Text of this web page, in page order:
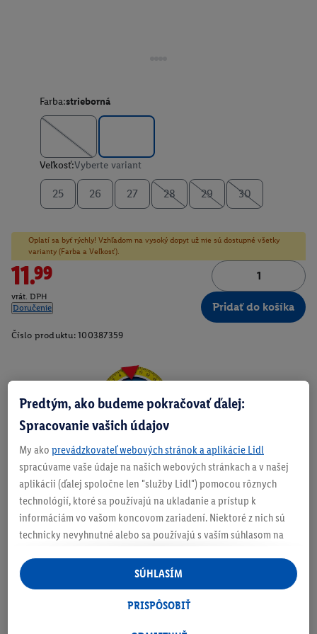
Farba:strieborná
Veľkosť:Vyberte variant
25 26 27 28 29 30
Oplatí sa byť rýchly! Vzhľadom na vysoký dopyt už nie sú dostupné všetky
varianty (Farba a Veľkosť).
11.99
vrát. DPH
Doručenie
Pridať do košíka
Číslo produktu: 100387359
Zistite svoju veľkosť
O produkte
Predtým, ako budeme pokračovať ďalej:
Spracovanie vašich údajov
My ako prevádzkovateľ webových stránok a aplikácie Lidl
spracúvame vaše údaje na našich webových stránkach a v našej
aplikácii (ďalej spoločne len "služby Lidl") pomocou rôznych
technológií, ktoré sa používajú na ukladanie a prístup k
informáciám vo vašom koncovom zariadení. Niektoré z nich sú
technicky nevyhnutné alebo sa používajú s vaším súhlasom na
personalizovanú reklamu v rámci služieb Lidl aj mimo nich. Ak
ste účastníkom programu Lidl Plus, na tieto účely sa spracúvajú
aj údaje z vášho nákupného správania v obchode.
PRISPÔSOBIŤ
SÚHLASÍM